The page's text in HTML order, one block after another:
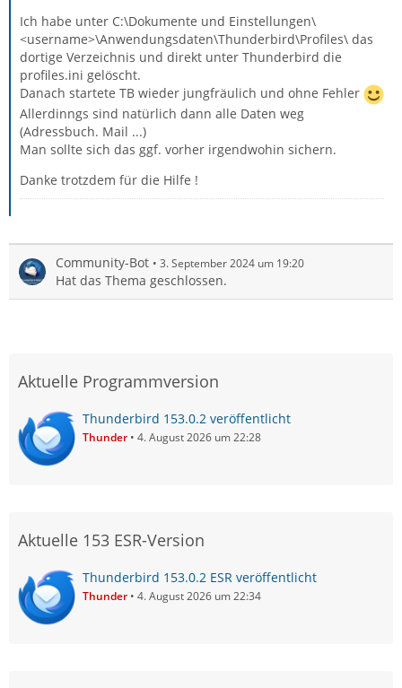
Ich habe unter C:\Dokumente und Einstellungen\
<username>\Anwendungsdaten\Thunderbird\Profiles\ das
dortige Verzeichnis und direkt unter Thunderbird die
profiles.ini gelöscht.
Danach startete TB wieder jungfräulich und ohne Fehler
Allerdinngs sind natürlich dann alle Daten weg
(Adressbuch. Mail ...)
Man sollte sich das ggf. vorher irgendwohin sichern.
Danke trotzdem für die Hilfe !
Community-Bot 3. September 2024 um 19:20
Hat das Thema geschlossen.
Aktuelle Programmversion
Thunderbird 153.0.2 veröffentlicht
Thunder 4. August 2026 um 22:28
Aktuelle 153 ESR-Version
Thunderbird 153.0.2 ESR veröffentlicht
Thunder 4. August 2026 um 22:34